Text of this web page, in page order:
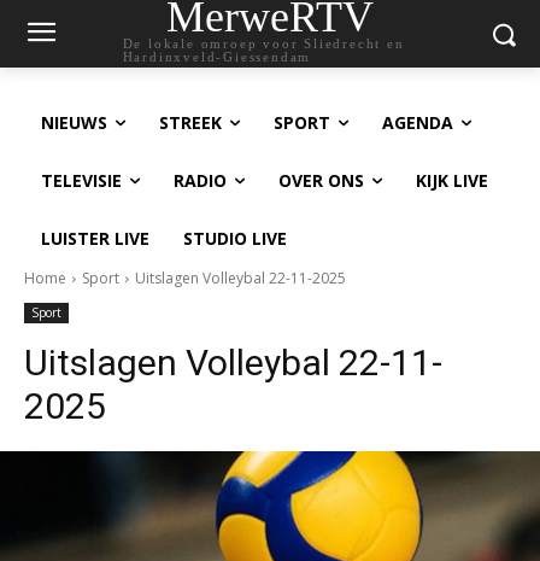
MerweRTV
De lokale omroep voor Sliedrecht en
Hardinxveld-Giessendam
NIEUWS STREEK SPORT AGENDA
TELEVISIE RADIO OVER ONS KIJK LIVE
LUISTER LIVE STUDIO LIVE
Home Sport Uitslagen Volleybal 22-11-2025
Sport
Uitslagen Volleybal 22-11-
2025